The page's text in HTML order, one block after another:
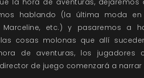
la hora de aventuras, dejaremos
hablando (la última moda en
Marceline, etc.) y pasaremos a
cosas molonas que allí
de aventuras, los jugadores
de juego comenzará a narrar